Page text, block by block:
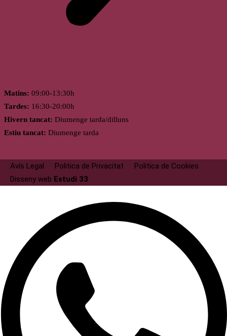
Matins: 09:00-13:30h
Tardes: 16:30-20:00h
Hivern tancat: Diumenge tarda/dilluns
Estiu tancat: Diumenge tarda
Avís Legal Politica de Privacitat
Politica de Cookies
Disseny web Estudi 33